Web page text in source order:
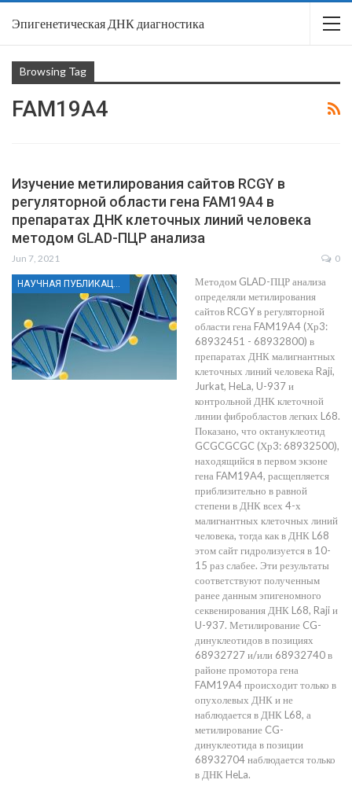
Эпигенетическая ДНК диагностика
Browsing Tag
FAM19A4
Изучение метилирования сайтов RCGY в
регуляторной области гена FAM19A4 в
препаратах ДНК клеточных линий человека
методом GLAD-ПЦР анализа
Jun 7, 2021 0
НАУЧНАЯ ПУБЛИКАЦИЯ
Методом GLAD-ПЦР анализа
определяли метилирования
сайтов RCGY в регуляторной
области гена FAM19A4 (Хр3:
68932451 - 68932800) в
препаратах ДНК малигнантных
клеточных линий человека Raji,
Jurkat, HeLa, U-937 и
контрольной ДНК клеточной
линии фибробластов легких L68.
Показано, что октануклеотид
GCGCGCGC (Хр3: 68932500),
находящийся в первом экзоне
гена FAM19A4, расщепляется
приблизительно в равной
степени в ДНК всех 4-х
малигнантных клеточных линий
человека, тогда как в ДНК L68
этом сайт гидролизуется в 10-
15 раз слабее. Эти результаты
соответствуют полученным
ранее данным эпигеномного
секвенирования ДНК L68, Raji и
U-937. Метилирование CG-
динуклеотидов в позициях
68932727 и/или 68932740 в
районе промотора гена
FAM19A4 происходит только в
опухолевых ДНК и не
наблюдается в ДНК L68, а
метилирование CG-
динуклеотида в позиции
68932704 наблюдается только
в ДНК HeLa.